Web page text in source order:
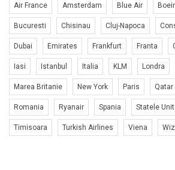
Air France Amsterdam Blue Air
Bucuresti Chisinau Cluj-Napoca
Dubai Emirates Frankfurt Franta
Iasi Istanbul Italia KLM Londra
Marea Britanie New York Paris Qatar
Romania Ryanair Spania Statele
Timisoara Turkish Airlines Viena